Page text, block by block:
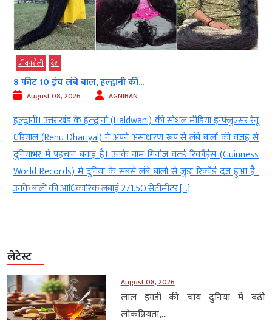
इन्फ्लुएंसर रेनू
की वजह से
(Guinness
दर्ज हुआ है।
नटराज के पैरों तले कौन है अपस्मार? शिव...
August 08, 2026
नई दिल्ली। भगवान शिव (Lord Shiva) का नटराज
सनातन परंपरा (Sanatan Tradition) के सबसे गूढ़ और
से एक माना जाता है। नृत्य के अधिपति के रूप में शिव की यह
कलात्मक अभिव्यक्ति नहीं, बल्कि सृष्टि, ऊर्जा, समय, ज्ञान और
संदेशों को भी दर्शाती है। […]
लेटेस्ट
August 08, 2026
लाल झाड़ी की चाय दुनिया में बढ़ी
लोकप्रियता,...